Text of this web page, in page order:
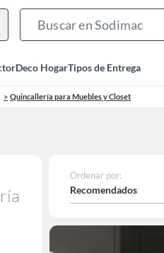
Deco HogarTipos de Entrega
Quincallería para Muebles y Closet
Ordenar por:
Recomendados